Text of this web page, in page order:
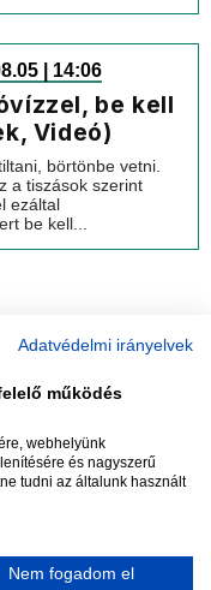
| 14:06
be kell
Videó)
börtönbe vetni.
a tiszások szerint
ezáltal
be kell...
jogok
Adatvédelmi irányelvek
működés
webhelyünk
és nagyszerű
tudni az általunk használt
Nem fogadom el